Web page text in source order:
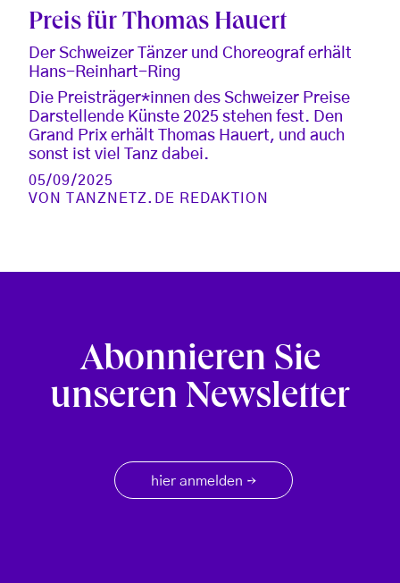
Preis für Thomas Hauert
Der Schweizer Tänzer und Choreograf erhält
Hans-Reinhart-Ring
Die Preisträger*innen des Schweizer Preise
Darstellende Künste 2025 stehen fest. Den
Grand Prix erhält Thomas Hauert, und auch
sonst ist viel Tanz dabei.
05/09/2025
VON
TANZNETZ.DE REDAKTION
Abonnieren Sie
unseren Newsletter
hier anmelden →